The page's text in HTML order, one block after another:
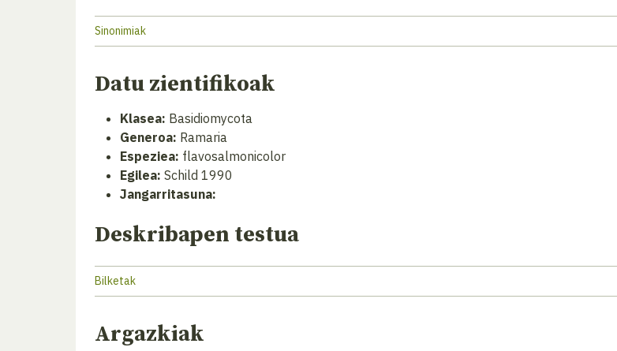
Sinonimiak
Datu zientifikoak
Klasea: Basidiomycota
Generoa: Ramaria
Espeziea: flavosalmonicolor
Egilea: Schild 1990
Jangarritasuna:
Deskribapen testua
Bilketak
Argazkiak